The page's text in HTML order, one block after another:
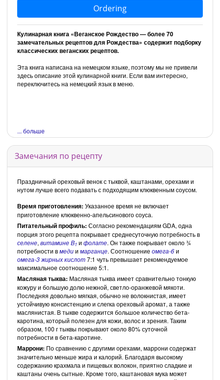
Ordering
Кулинарная книга «Веганское Рождество — более 70
замечательных рецептов для Рождества» содержит подборку
классических веганских рецептов.
Эта книга написана на немецком языке, поэтому мы не привели
здесь описание этой кулинарной книги. Если вам интересно,
переключитесь на немецкий язык в меню.
... больше
Замечания по рецепту
Праздничный ореховый венок с тыквой, каштанами, орехами и
нутом лучше всего подавать с подходящим клюквенным соусом.
Время приготовления: Указанное время не включает
приготовление клюквенно-апельсинового соуса.
Питательный профиль: Согласно рекомендациям GDA, одна
порция этого рецепта покрывает среднесуточную потребность в
селене, витамине B1 и фолате. Он также покрывает около ¾
потребности вмедии марганце. Соотношение омега-6и
омега-3 жирных кислот7:1 чуть превышает рекомендуемое
максимальное соотношение 5:1.
Масляная тыква: Масляная тыква имеет сравнительно тонкую
кожуру и большую долю нежной, светло-оранжевой мякоти.
Последняя довольно мягкая, обычно не волокнистая, имеет
устойчивую консистенцию и слегка ореховый аромат, а также
маслянистая. В тыкве содержится большое количество бета-
каротина, который полезен для кожи, волос и зрения. Таким
образом, 100 г тыквы покрывают около 80% суточной
потребности в бета-каротине.
Маррони: По сравнению с другими орехами, маррони содержат
значительно меньше жира и калорий. Благодаря высокому
содержанию крахмала и пищевых волокон, приятно сладкие и
каштаны очень сытные. Кроме того, каштановая мука может